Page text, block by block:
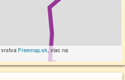
vrstva Freemap.sk, viac na